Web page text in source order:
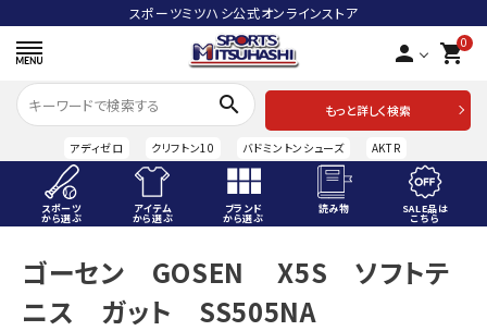
スポーツミツハシ公式オンラインストア
person 0
shopping_cart
search
もっと詳しく検索
アディゼロ クリフトン10 バドミントンシューズ AKTR
スポーツ
から選ぶ
アイテム
から選ぶ
ブランド
から選ぶ
読み物 SALE品は
こちら
ACCOUNT MENU
ようこそ ゲスト 様
ゴーセン GOSEN X5S ソフトテ
ニス ガット SS505NA